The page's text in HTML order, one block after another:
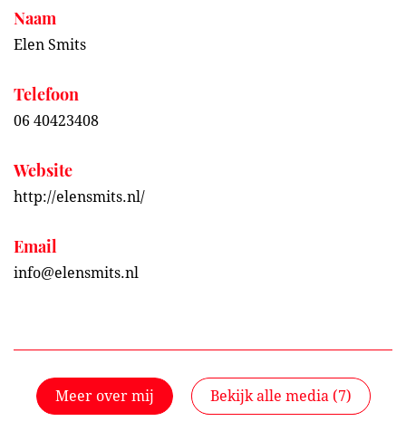
Naam
Elen Smits
Telefoon
06 40423408
Website
http://elensmits.nl/
Email
info@elensmits.nl
Meer over mij Bekijk alle media (7)
Bekijk alle media (7)